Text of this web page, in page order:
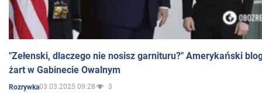
"Zełenski, dlaczego nie nosisz garnituru?" Amerykański
żart w Gabinecie Owalnym
Rozrywka03.03.2025 09:28 3